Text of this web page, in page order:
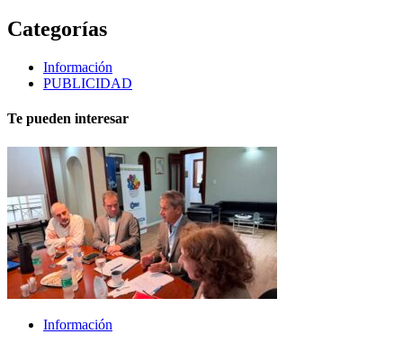
Categorías
Información
PUBLICIDAD
Te pueden interesar
Información